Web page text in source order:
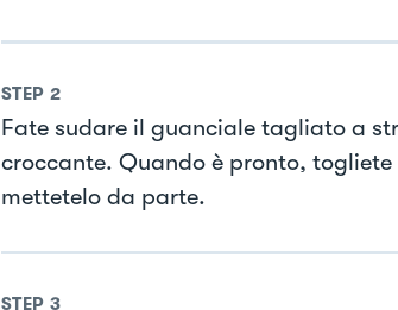
STEP 2
Fate sudare il guanciale tagliato a
croccante. Quando è pronto,
mettetelo da parte.
STEP 3